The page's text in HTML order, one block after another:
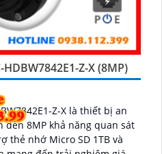
Z-X (8MP)
Z-X là thiết bị an
đến 8MP khả năng quan sát
thẻ nhớ Micro SD 1TB và